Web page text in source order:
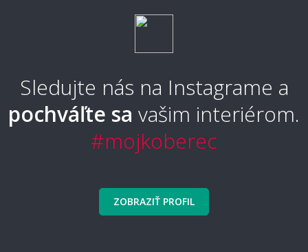
Aké široké roly metrážneho koberca
svojpomocne?
Ako koberec položiť a ukotviť?
Sledujte nás na Instagrame a
pochváľte sa vašim interiérom.
#mojkoberec
ZOBRAZIŤ PROFIL